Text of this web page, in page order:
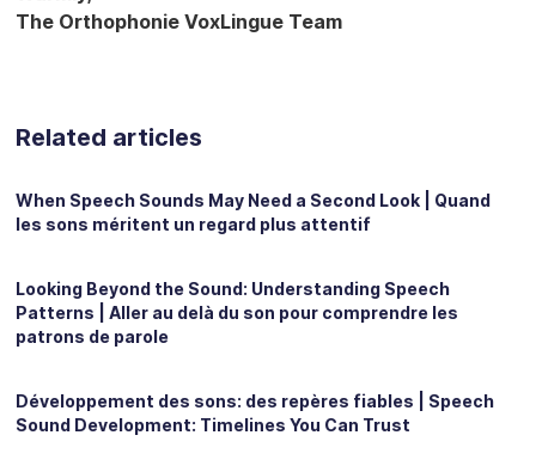
The Orthophonie VoxLingue Team
Related articles
When Speech Sounds May Need a Second Look | Quand
les sons méritent un regard plus attentif
Looking Beyond the Sound: Understanding Speech
Patterns | Aller au delà du son pour comprendre les
patrons de parole
Développement des sons: des repères fiables | Speech
Sound Development: Timelines You Can Trust